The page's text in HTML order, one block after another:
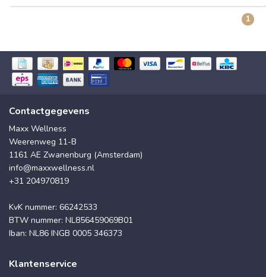
1
Contactgegevens
Maxx Wellness
Weerenweg 11-B
1161 AE Zwanenburg (Amsterdam)
info@maxxwellness.nl
+31 204970819
KvK nummer: 66242533
BTW nummer: NL856459069B01
Iban: NL86 INGB 0005 346373
Klantenservice